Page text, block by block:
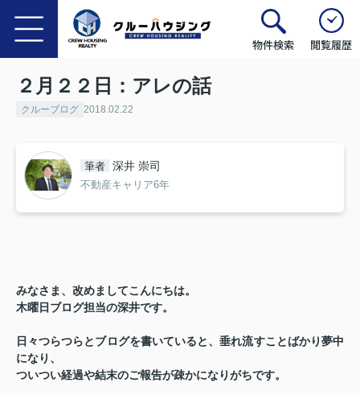
物件検索 閲覧履歴
２月２２日：アレの話
クルーブログ 2018.02.22
筆者 深井 崇司
不動産キャリア6年
みなさま、改めましてこんにちは。
木曜日ブログ担当の深井です。
日々つらつらとブログを書いていると、垂れ流すことばかり夢中
になり、
ついつい経過や結末のご報告が疎かになりがちです。